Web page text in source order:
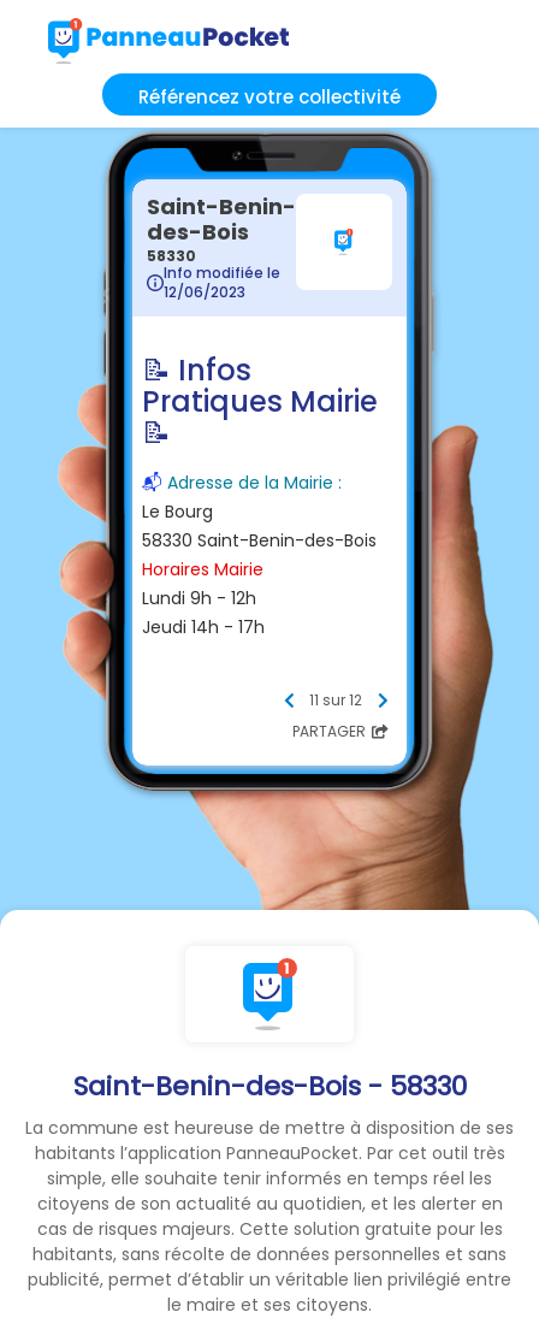
Référencez votre collectivité
Saint-Benin-des-Bois - 58330
La commune est heureuse de mettre à disposition de ses
habitants l’application PanneauPocket. Par cet outil très
simple, elle souhaite tenir informés en temps réel les
citoyens de son actualité au quotidien, et les alerter en
cas de risques majeurs. Cette solution gratuite pour les
habitants, sans récolte de données personnelles et sans
publicité, permet d’établir un véritable lien privilégié entre
le maire et ses citoyens.
Saint-Benin-
des-Bois
58330
Info modifiée le
12/06/2023
📝 Infos
Pratiques Mairie
📝
📬 Adresse de la Mairie :
Le Bourg
58330 Saint-Benin-des-Bois
Horaires Mairie
Lundi 9h - 12h
Jeudi 14h - 17h
📩 E-mail
mairiestbenindesbois@gmail.
Horaires Agence postale
Lundi 14h - 18h
Mardi 14h - 18h
Jeudi 14h - 17h 30
Vendredi 14h - 17h
11 sur 12
PARTAGER